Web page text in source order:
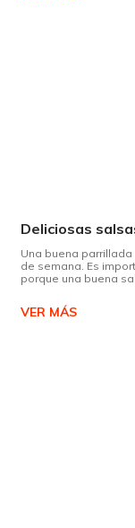
Deliciosas
Una buena
de semana. Es
porque una buena
VER MÁS